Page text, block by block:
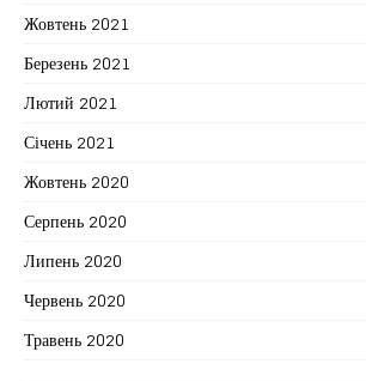
Жовтень 2021
Березень 2021
Лютий 2021
Січень 2021
Жовтень 2020
Серпень 2020
Липень 2020
Червень 2020
Травень 2020